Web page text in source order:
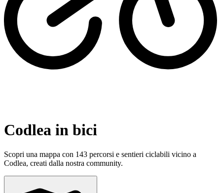
Codlea in bici
Scopri una mappa con 143 percorsi e sentieri ciclabili vicino a
Codlea, creati dalla nostra community.